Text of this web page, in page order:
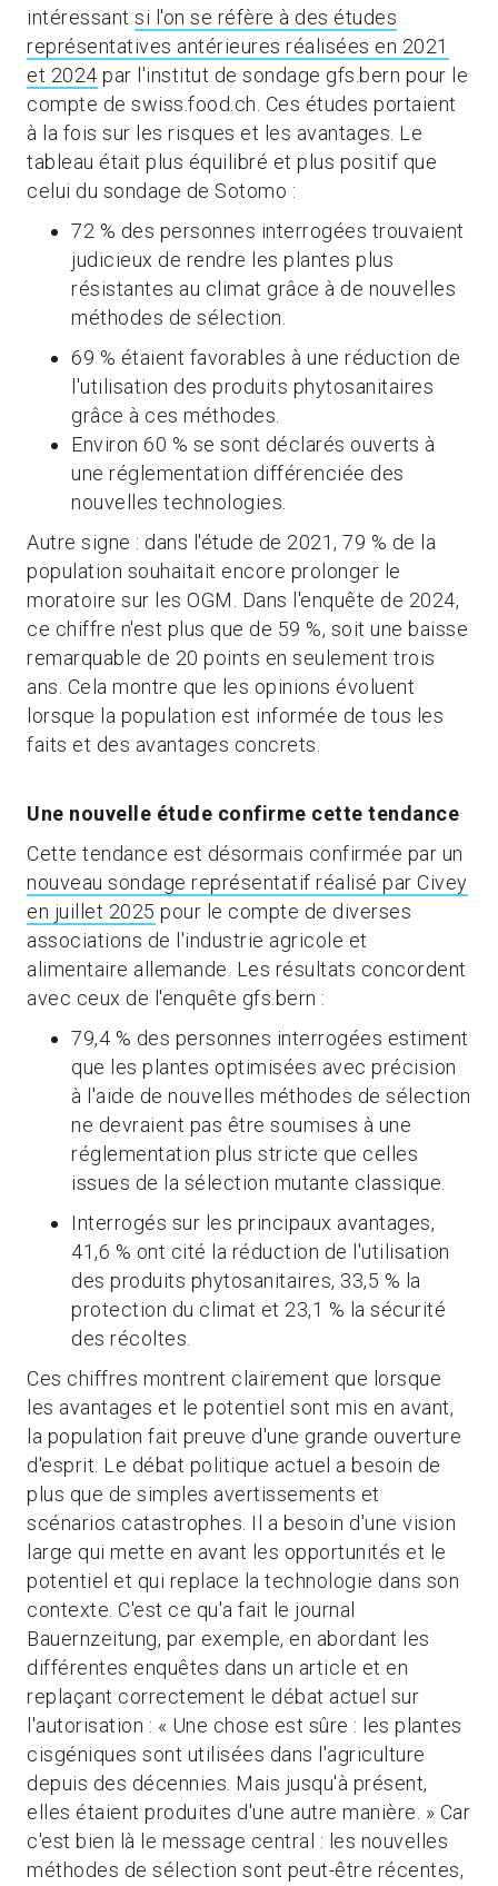
intéressant si l'on se réfère à des études
représentatives antérieures réalisées en 2021
et 2024 par l'institut de sondage gfs.bern pour le
compte de swiss.food.ch. Ces études portaient
à la fois sur les risques et les avantages. Le
tableau était plus équilibré et plus positif que
celui du sondage de Sotomo :
72 % des personnes interrogées trouvaient
judicieux de rendre les plantes plus
résistantes au climat grâce à de nouvelles
méthodes de sélection.
69 % étaient favorables à une réduction de
l'utilisation des produits phytosanitaires
grâce à ces méthodes.
Environ 60 % se sont déclarés ouverts à
une réglementation différenciée des
nouvelles technologies.
Autre signe : dans l'étude de 2021, 79 % de la
population souhaitait encore prolonger le
moratoire sur les OGM. Dans l'enquête de 2024,
ce chiffre n'est plus que de 59 %, soit une baisse
remarquable de 20 points en seulement trois
ans. Cela montre que les opinions évoluent
lorsque la population est informée de tous les
faits et des avantages concrets.
Une nouvelle étude confirme cette tendance
Cette tendance est désormais confirmée par un
nouveau sondage représentatif réalisé par Civey
en juillet 2025 pour le compte de diverses
associations de l'industrie agricole et
alimentaire allemande. Les résultats concordent
avec ceux de l'enquête gfs.bern :
79,4 % des personnes interrogées estiment
que les plantes optimisées avec précision
à l'aide de nouvelles méthodes de sélection
ne devraient pas être soumises à une
réglementation plus stricte que celles
issues de la sélection mutante classique.
Interrogés sur les principaux avantages,
41,6 % ont cité la réduction de l'utilisation
des produits phytosanitaires, 33,5 % la
protection du climat et 23,1 % la sécurité
des récoltes.
Ces chiffres montrent clairement que lorsque
les avantages et le potentiel sont mis en avant,
la population fait preuve d'une grande ouverture
d'esprit. Le débat politique actuel a besoin de
plus que de simples avertissements et
scénarios catastrophes. Il a besoin d'une vision
large qui mette en avant les opportunités et le
potentiel et qui replace la technologie dans son
contexte. C'est ce qu'a fait le journal
Bauernzeitung, par exemple, en abordant les
différentes enquêtes dans un article et en
replaçant correctement le débat actuel sur
l'autorisation : « Une chose est sûre : les plantes
cisgéniques sont utilisées dans l'agriculture
depuis des décennies. Mais jusqu'à présent,
elles étaient produites d'une autre manière. » Car
c'est bien là le message central : les nouvelles
méthodes de sélection sont peut-être récentes,